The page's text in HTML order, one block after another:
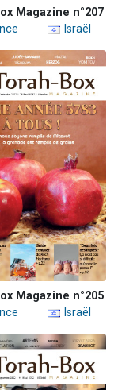
Magazine n°207
Israël
Magazine n°205
Israël